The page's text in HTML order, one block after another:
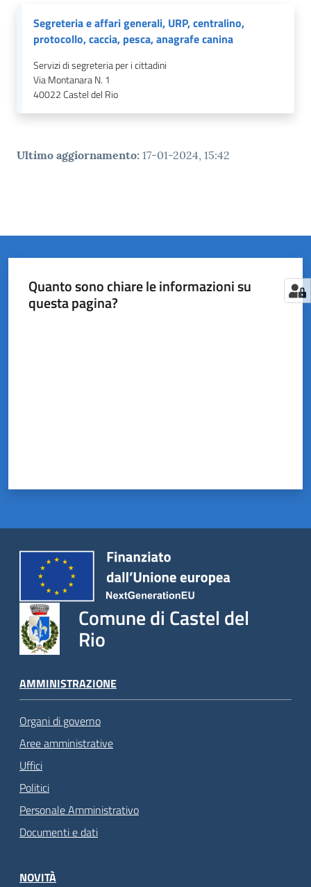
Segreteria e affari generali, URP, centralino,
protocollo, caccia, pesca, anagrafe canina
Servizi di segreteria per i cittadini
Via Montanara N. 1
40022Castel del Rio
Ultimo aggiornamento: 17-01-2024, 15:42
Quanto sono chiare le informazioni su
questa pagina?
Comune di Castel del
Rio
AMMINISTRAZIONE
Organi di governo
Aree amministrative
Uffici
Politici
Personale Amministrativo
Documenti e dati
NOVITÀ